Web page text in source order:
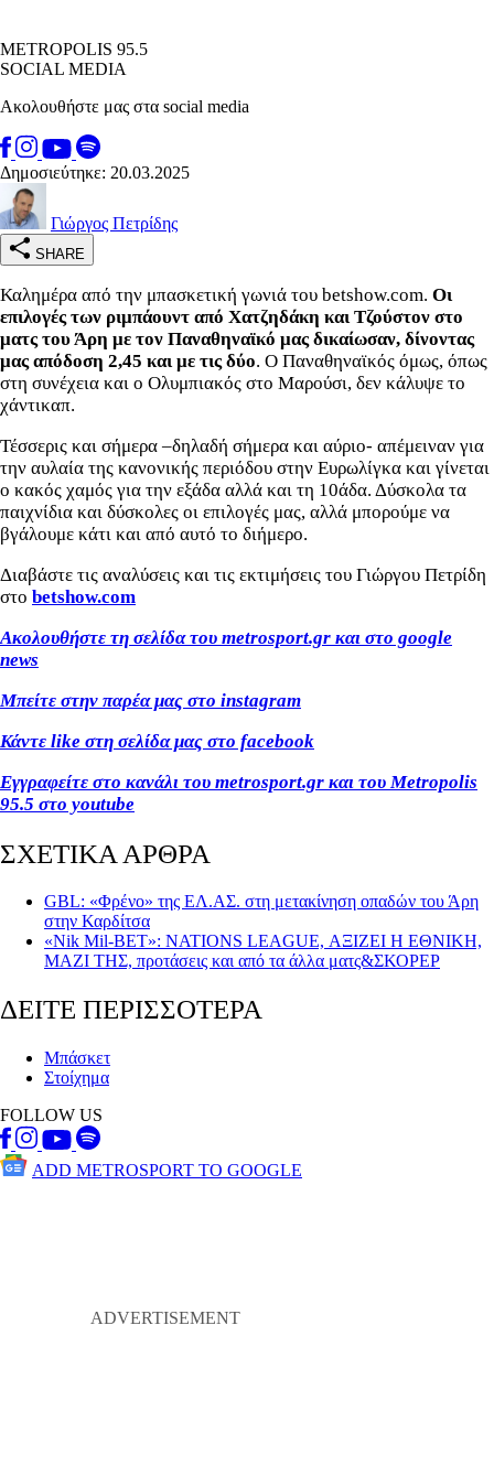
METROPOLIS 95.5
SOCIAL MEDIA
Ακολουθήστε μας στα social media
Δημοσιεύτηκε: 20.03.2025
Γιώργος Πετρίδης
SHARE
Καλημέρα από την μπασκετική γωνιά του betshow.com. Οι
επιλογές των ριμπάουντ από Χατζηδάκη και Τζούστον στο
ματς του Άρη με τον Παναθηναϊκό μας δικαίωσαν, δίνοντας
μας απόδοση 2,45 και με τις δύο. Ο Παναθηναϊκός όμως, όπως
στη συνέχεια και ο Ολυμπιακός στο Μαρούσι, δεν κάλυψε το
χάντικαπ.
Τέσσερις και σήμερα –δηλαδή σήμερα και αύριο- απέμειναν για
την αυλαία της κανονικής περιόδου στην Ευρωλίγκα και γίνεται
ο κακός χαμός για την εξάδα αλλά και τη 10άδα. Δύσκολα τα
παιχνίδια και δύσκολες οι επιλογές μας, αλλά μπορούμε να
βγάλουμε κάτι και από αυτό το διήμερο.
Διαβάστε τις αναλύσεις και τις εκτιμήσεις του Γιώργου Πετρίδη
στο betshow.com
Ακολουθήστε τη σελίδα του metrosport.gr και στο google
news
Μπείτε στην παρέα μας στο instagram
Κάντε like στη σελίδα μας στο facebook
Εγγραφείτε στο κανάλι του metrosport.gr και του Metropolis
95.5 στο youtube
ΣΧΕΤΙΚΑ ΑΡΘΡΑ
GBL: «Φρένο» της ΕΛ.ΑΣ. στη μετακίνηση οπαδών του Άρη
στην Καρδίτσα
«Nik Mil-BET»: NATIONS LEAGUE, ΑΞΙΖΕΙ Η ΕΘΝΙΚΗ,
ΜΑΖΙ ΤΗΣ, προτάσεις και από τα άλλα ματς&ΣΚΟΡΕΡ
ΔΕΙΤΕ ΠΕΡΙΣΣΟΤΕΡΑ
Μπάσκετ
Στοίχημα
FOLLOW US
ADD METROSPORT TO GOOGLE